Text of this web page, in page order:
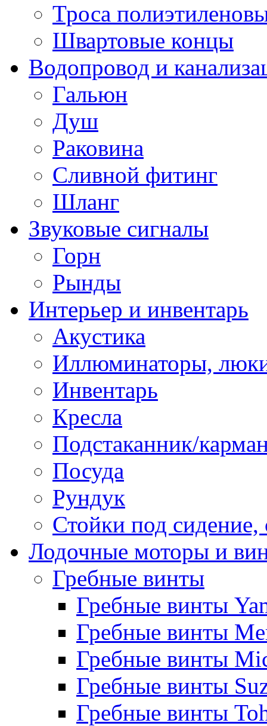
Троса
Швартовые концы
Водопровод и
Гальюн
Душ
Раковина
Сливной фитинг
Шланг
Звуковые сигналы
Горн
Рынды
Интерьер и инвентарь
Акустика
Иллюминаторы,
Инвентарь
Кресла
Подстаканник/
Посуда
Рундук
Стойки под
Лодочные моторы и
Гребные винты
Гребные винты
Гребные винты
Гребные винты
Гребные винты
Гребные винты